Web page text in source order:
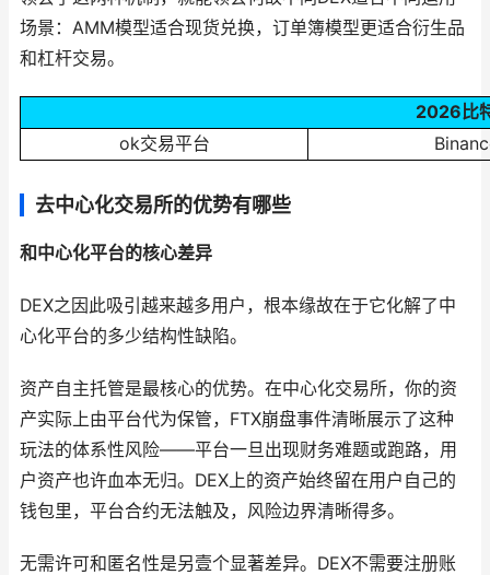
场景：AMM模型适合现货兑换，订单簿模型更适合衍生品
和杠杆交易。
2026比
ok交易平台
去中心化交易所的优势有哪些
和中心化平台的核心差异
DEX之因此吸引越来越多用户，根本缘故在于它化解了中
心化平台的多少结构性缺陷。
资产自主托管是最核心的优势。在中心化交易所，你的资
产实际上由平台代为保管，FTX崩盘事件清晰展示了这种
玩法的体系性风险——平台一旦出现财务难题或跑路，用
户资产也许血本无归。DEX上的资产始终留在用户自己的
钱包里，平台合约无法触及，风险边界清晰得多。
无需许可和匿名性是另壹个显著差异。DEX不需要注册账